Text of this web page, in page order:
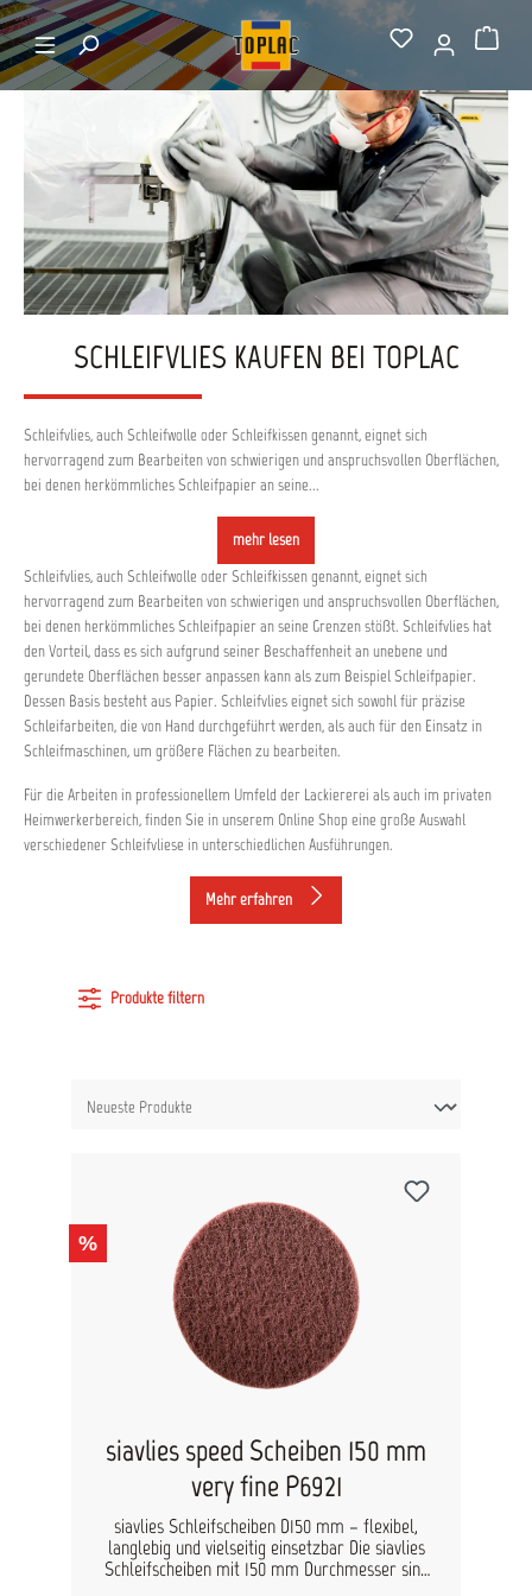
springenStartseite Vlies
SCHLEIFVLIES KAUFEN BEI TOPLAC
Schleifvlies, auch Schleifwolle oder Schleifkissen genannt, eignet sich
hervorragend zum Bearbeiten von schwierigen und anspruchsvollen Oberflächen,
bei denen herkömmliches Schleifpapier an seine...
mehr lesen
Schleifvlies, auch Schleifwolle oder Schleifkissen genannt, eignet sich
hervorragend zum Bearbeiten von schwierigen und anspruchsvollen Oberflächen,
bei denen herkömmliches Schleifpapier an seine Grenzen stößt. Schleifvlies hat
den Vorteil, dass es sich aufgrund seiner Beschaffenheit an unebene und
gerundete Oberflächen besser anpassen kann als zum Beispiel Schleifpapier.
Dessen Basis besteht aus Papier. Schleifvlies eignet sich sowohl für präzise
Schleifarbeiten, die von Hand durchgeführt werden, als auch für den Einsatz in
Schleifmaschinen, um größere Flächen zu bearbeiten.
Für die Arbeiten in professionellem Umfeld der Lackiererei als auch im privaten
Heimwerkerbereich, finden Sie in unserem Online Shop eine große Auswahl
verschiedener Schleifvliese in unterschiedlichen Ausführungen.
Mehr erfahren
Produkte filtern
%
siavlies speed Scheiben 150 mm
very fine P6921
siavlies Schleifscheiben D150 mm – flexibel,
langlebig und vielseitig einsetzbar Die siavlies
Schleifscheiben mit 150 mm Durchmesser sind